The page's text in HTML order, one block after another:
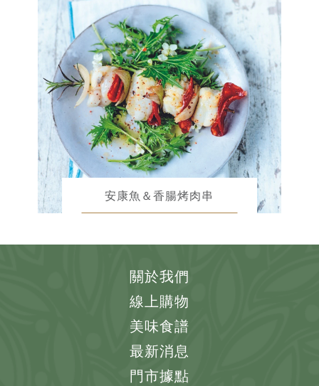
安康魚＆香腸烤肉串
關於我們
線上購物
美味食譜
最新消息
門市據點